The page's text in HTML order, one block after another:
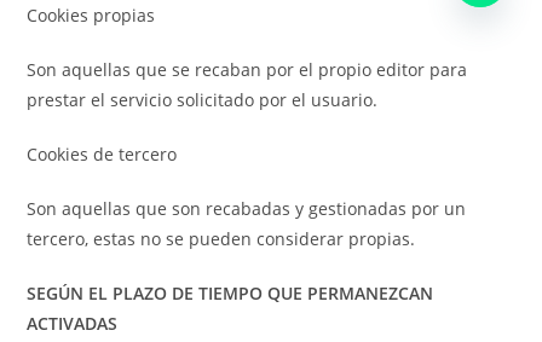
Cookies propias
Son aquellas que se recaban por el propio editor para
prestar el servicio solicitado por el usuario.
Cookies de tercero
Son aquellas que son recabadas y gestionadas por un
tercero, estas no se pueden considerar propias.
SEGÚN EL PLAZO DE TIEMPO QUE PERMANEZCAN
ACTIVADAS